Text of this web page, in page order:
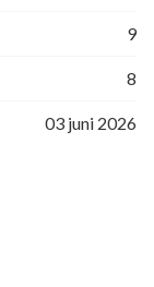
9
8
03 juni 2026